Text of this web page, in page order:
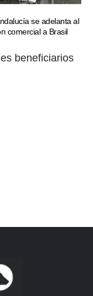
se adelanta al
comercial a Brasil
beneficiarios